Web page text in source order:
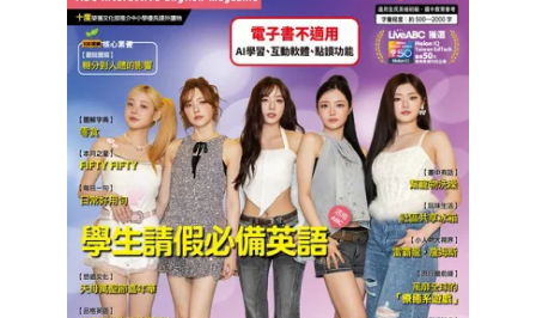
居家生活 3C家電 運動休閒 親子玩具
女裝 男裝 化妝保養 情趣用品
日本購物 電子/紙本書
HOT